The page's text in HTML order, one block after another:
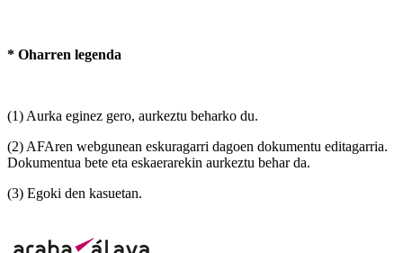
* Oharren legenda
(1) Aurka eginez gero, aurkeztu beharko du.
(2) AFAren webgunean eskuragarri dagoen dokumentu editagarria.
Dokumentua bete eta eskaerarekin aurkeztu behar da.
(3) Egoki den kasuetan.